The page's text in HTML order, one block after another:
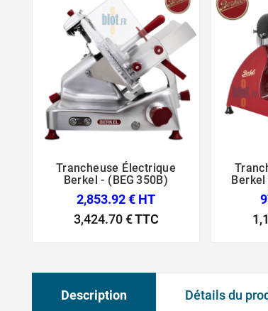
  
Trancheuse Électrique
Berkel - (BEG 350B)
2,853.92 € HT
3,424.70 €TTC
Description Détails du